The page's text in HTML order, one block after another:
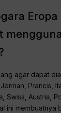
Eropa
agar dapat
Prancis,
Swiss, Austria,
ini membuatnya